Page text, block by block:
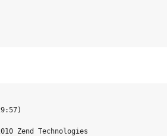
Zend Technologies